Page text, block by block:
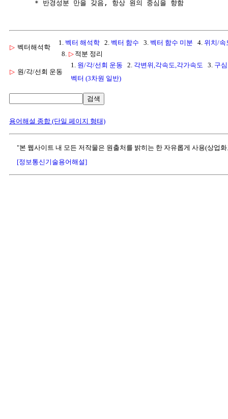
▷ 벡터해석학
1. 벡터 해석학 2. 벡터 함수 3. 벡터 함수 미분 4. 위치/속
8. ▷ 적분 정리
▷ 원/각/선회 운동
1. 원/각/선회 운동 2. 각변위,각속도,각가속도 3. 구
벡터 (3차원 일반)
검색
용어해설 종합 (단일 페이지 형태)
"본 웹사이트 내 모든 저작물은 원출처를 밝히는 한 자유롭게 사용(상업
[정보통신기술용어해설]